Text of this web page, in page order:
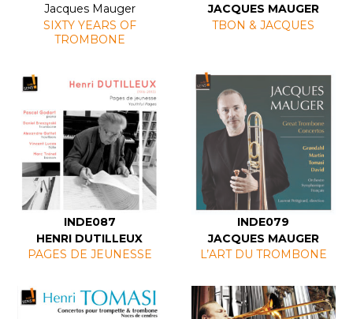
Jacques Mauger
SIXTY YEARS OF
TROMBONE
JACQUES MAUGER
TBON & JACQUES
INDE087
HENRI DUTILLEUX
PAGES DE JEUNESSE
INDE079
JACQUES MAUGER
L’ART DU TROMBONE